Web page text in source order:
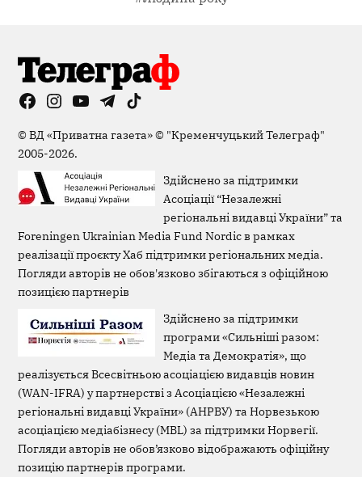
FacebookInstagram
YouTubeTelegramTikTok
©ВД «Приватна газета»© "Кременчуцький Телеграф"
2005-2026.
Здійснено за підтримки
Асоціації “Незалежні
регіональні видавці України” та
Foreningen Ukrainian Media Fund Nordic в рамках
реалізації проєкту Хаб підтримки регіональних медіа.
Погляди авторів не обов'язково збігаються з офіційною
позицією партнерів
Здійснено за підтримки
програми «Сильніші разом:
Медіа та Демократія», що
реалізується Всесвітньою асоціацією видавців новин
(WAN-IFRA) у партнерстві з Асоціацією «Незалежні
регіональні видавці України» (АНРВУ) та Норвезькою
асоціацією медіабізнесу (MBL) за підтримки Норвегії.
Погляди авторів не обов’язково відображають офіційну
позицію партнерів програми.